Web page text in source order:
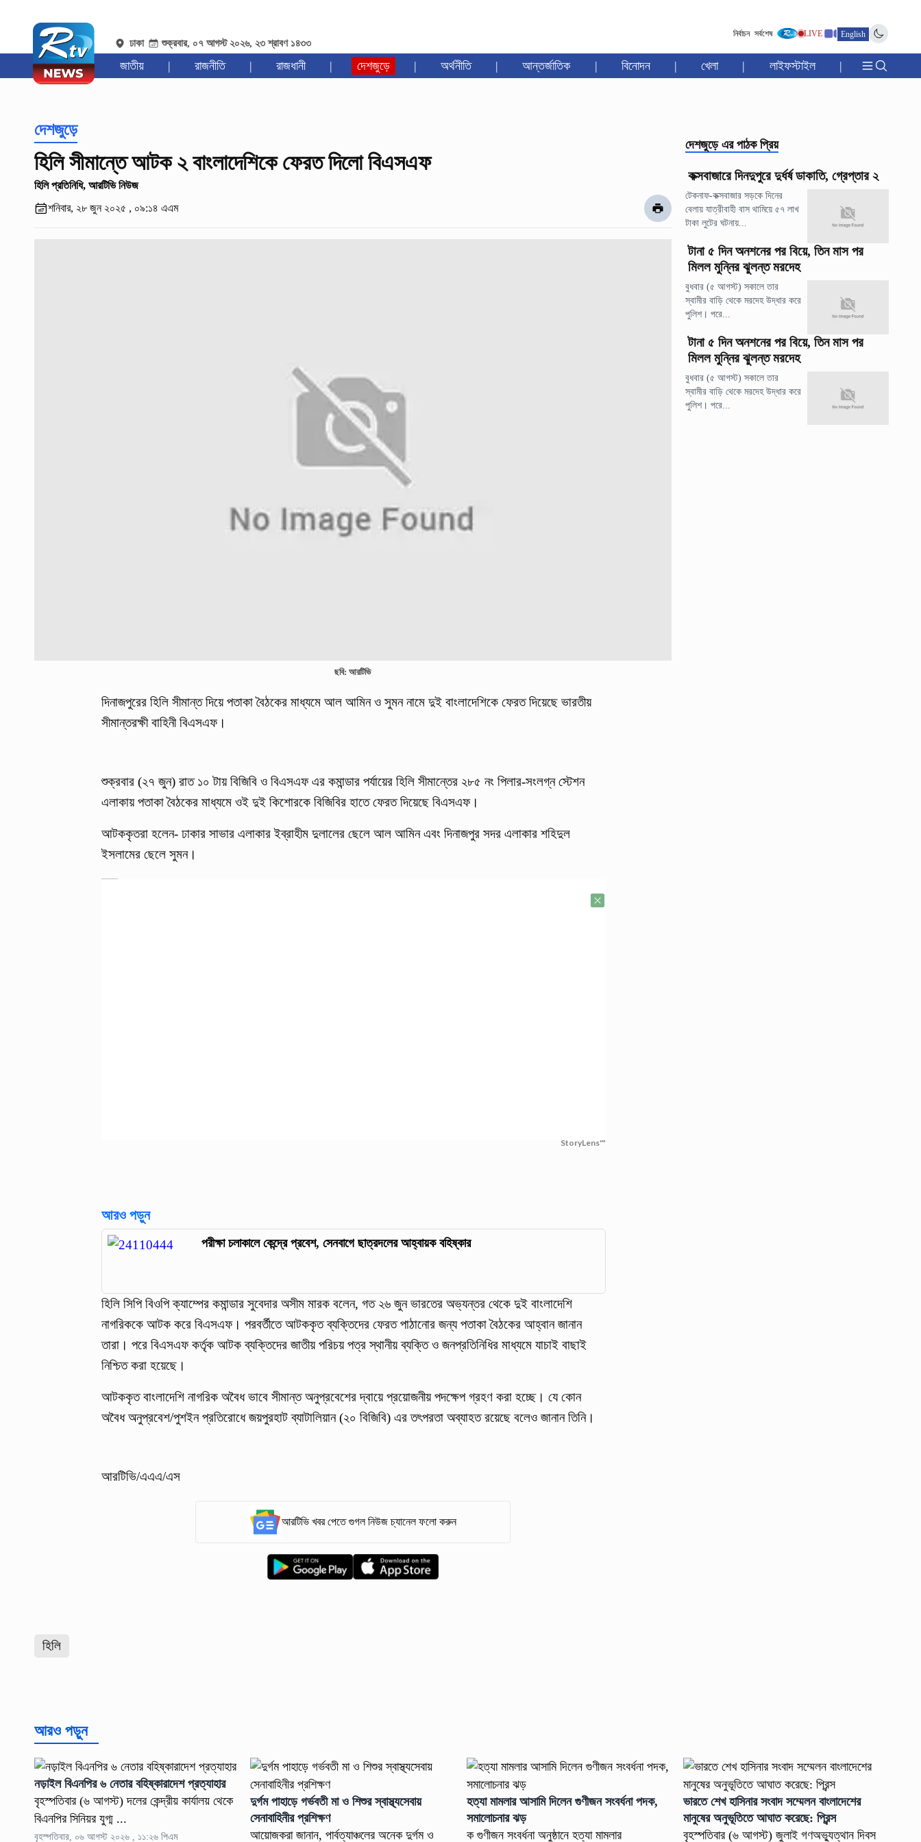
ঢাকা শুক্রবার, ০৭ আগস্ট ২০২৬, ২৩ শ্রাবণ ১৪৩৩
নির্বাচন সর্বশেষ LIVE English
জাতীয় | রাজনীতি | রাজধানী | দেশজুড়ে | অর্থনীতি | আন্তর্জাতিক | বিনোদন | খেলা | লাইফস্টাইল |
দেশজুড়ে
হিলি সীমান্তে আটক ২ বাংলাদেশিকে ফেরত দিলো বিএসএফ
হিলি প্রতিনিধি, আরটিভি নিউজ
শনিবার, ২৮ জুন ২০২৫ , ০৯:১৪ এএম
ছবি: আরটিভি
দিনাজপুরের হিলি সীমান্ত দিয়ে পতাকা বৈঠকের মাধ্যমে আল আমিন ও সুমন নামে দুই বাংলাদেশিকে ফেরত দিয়েছে ভারতীয়
সীমান্তরক্ষী বাহিনী বিএসএফ।
শুক্রবার (২৭ জুন) রাত ১০ টায় বিজিবি ও বিএসএফ এর কমান্ডার পর্যায়ের হিলি সীমান্তের ২৮৫ নং পিলার-সংলগ্ন স্টেশন
এলাকায় পতাকা বৈঠকের মাধ্যমে ওই দুই কিশোরকে বিজিবির হাতে ফেরত দিয়েছে বিএসএফ।
আটককৃতরা হলেন- ঢাকার সাভার এলাকার ইব্রাহীম দুলালের ছেলে আল আমিন এবং দিনাজপুর সদর এলাকার শহিদুল
ইসলামের ছেলে সুমন।
StoryLens™
আরও পড়ুন
পরীক্ষা চলাকালে কেন্দ্রে প্রবেশ, সেনবাগে ছাত্রদলের আহ্বায়ক বহিষ্কার
হিলি সিপি বিওপি ক্যাম্পের কমান্ডার সুবেদার অসীম মারক বলেন, গত ২৬ জুন ভারতের অভ্যন্তর থেকে দুই বাংলাদেশি
নাগরিককে আটক করে বিএসএফ। পরবর্তীতে আটককৃত ব্যক্তিদের ফেরত পাঠানোর জন্য পতাকা বৈঠকের আহ্বান জানান
তারা। পরে বিএসএফ কর্তৃক আটক ব্যক্তিদের জাতীয় পরিচয় পত্র স্থানীয় ব্যক্তি ও জনপ্রতিনিধির মাধ্যমে যাচাই বাছাই
নিশ্চিত করা হয়েছে।
আটককৃত বাংলাদেশি নাগরিক অবৈধ ভাবে সীমান্ত অনুপ্রবেশের দ্বায়ে প্রয়োজনীয় পদক্ষেপ গ্রহণ করা হচ্ছে। যে কোন
অবৈধ অনুপ্রবেশ/পুশইন প্রতিরোধে জয়পুরহাট ব্যাটালিয়ান (২০ বিজিবি) এর তৎপরতা অব্যাহত রয়েছে বলেও জানান তিনি।
আরটিভি/এএএ/এস
আরটিভি খবর পেতে গুগল নিউজ চ্যানেল ফলো করুন
হিলি
দেশজুড়ে এর পাঠক প্রিয়
কক্সবাজারে দিনদুপুরে দুর্ধর্ষ ডাকাতি, গ্রেপ্তার ২
টেকনাফ-কক্সবাজার সড়কে দিনের
বেলায় যাত্রীবাহী বাস থামিয়ে ৫৭ লাখ
টাকা লুটের ঘটনায়...
টানা ৫ দিন অনশনের পর বিয়ে, তিন মাস পর
মিলল মুন্নির ঝুলন্ত মরদেহ
বুধবার (৫ আগস্ট) সকালে তার
স্বামীর বাড়ি থেকে মরদেহ উদ্ধার করে
পুলিশ। পরে...
টানা ৫ দিন অনশনের পর বিয়ে, তিন মাস পর
মিলল মুন্নির ঝুলন্ত মরদেহ
বুধবার (৫ আগস্ট) সকালে তার
স্বামীর বাড়ি থেকে মরদেহ উদ্ধার করে
পুলিশ। পরে...
আরও পড়ুন
নড়াইল বিএনপির ৬ নেতার বহিষ্কারাদেশ প্রত্যাহার
বৃহস্পতিবার (৬ আগস্ট) দলের কেন্দ্রীয় কার্যালয় থেকে
বিএনপির সিনিয়র যুগ্ম ...
বৃহস্পতিবার, ০৬ আগস্ট ২০২৬ , ১১:২৬ পিএম
দুর্গম পাহাড়ে গর্ভবতী মা ও শিশুর স্বাস্থ্যসেবায়
সেনাবাহিনীর প্রশিক্ষণ
আয়োজকরা জানান, পার্বত্যাঞ্চলের অনেক দুর্গম ও
হত্যা মামলার আসামি দিলেন গুণীজন সংবর্ধনা পদক,
সমালোচনার ঝড়
ক গুণীজন সংবর্ধনা অনুষ্ঠানে হত্যা মামলার
ভারতে শেখ হাসিনার সংবাদ সম্মেলন বাংলাদেশের
মানুষের অনুভূতিতে আঘাত করেছে: প্রিন্স
বৃহস্পতিবার (৬ আগস্ট) জুলাই গণঅভ্যুত্থান দিবস